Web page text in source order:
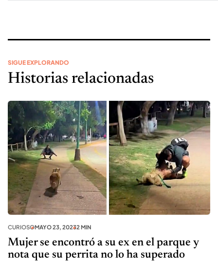
SIGUE EXPLORANDO
Historias relacionadas
CURIOSOMAYO 23, 20232 MIN
Mujer se encontró a su ex en el parque y
nota que su perrita no lo ha superado